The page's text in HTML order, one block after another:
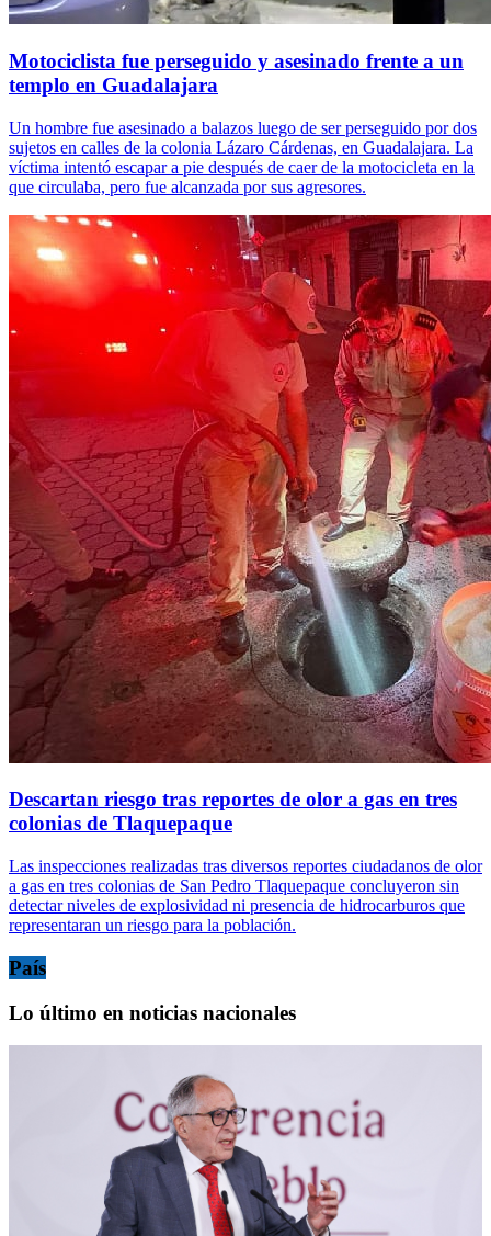
Motociclista fue perseguido y asesinado frente a un
templo en Guadalajara
Un hombre fue asesinado a balazos luego de ser perseguido por dos
sujetos en calles de la colonia Lázaro Cárdenas, en Guadalajara. La
víctima intentó escapar a pie después de caer de la motocicleta en la
que circulaba, pero fue alcanzada por sus agresores.
Descartan riesgo tras reportes de olor a gas en tres
colonias de Tlaquepaque
Las inspecciones realizadas tras diversos reportes ciudadanos de olor
a gas en tres colonias de San Pedro Tlaquepaque concluyeron sin
detectar niveles de explosividad ni presencia de hidrocarburos que
representaran un riesgo para la población.
País
Lo último en noticias nacionales